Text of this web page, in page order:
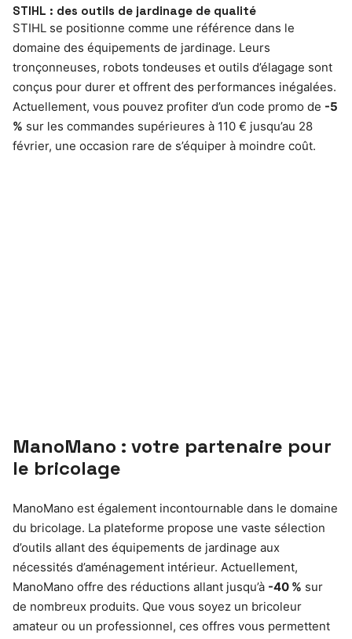
STIHL : des outils de jardinage de qualité
STIHL se positionne comme une référence dans le
domaine des équipements de jardinage. Leurs
tronçonneuses, robots tondeuses et outils d’élagage sont
conçus pour durer et offrent des performances inégalées.
Actuellement, vous pouvez profiter d’un code promo de -5
% sur les commandes supérieures à 110 € jusqu’au 28
février, une occasion rare de s’équiper à moindre coût.
ManoMano : votre partenaire pour
le bricolage
ManoMano est également incontournable dans le domaine
du bricolage. La plateforme propose une vaste sélection
d’outils allant des équipements de jardinage aux
nécessités d’aménagement intérieur. Actuellement,
ManoMano offre des réductions allant jusqu’à -40 % sur
de nombreux produits. Que vous soyez un bricoleur
amateur ou un professionnel, ces offres vous permettent